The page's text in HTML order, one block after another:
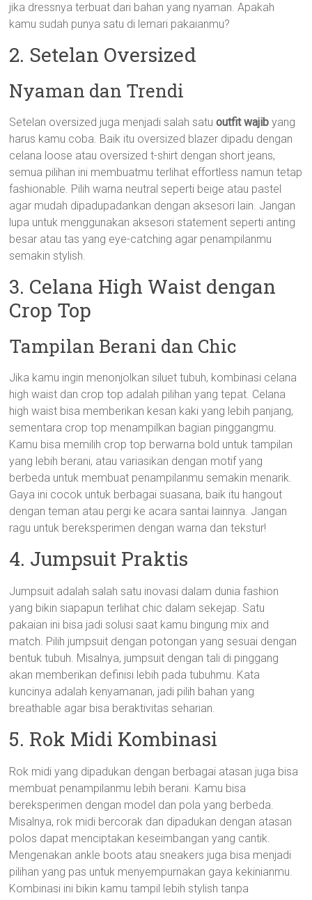
jika dressnya terbuat dari bahan yang nyaman. Apakah
kamu sudah punya satu di lemari pakaianmu?
2. Setelan Oversized
Nyaman dan Trendi
Setelan oversized juga menjadi salah satuoutfit wajib yang
harus kamu coba. Baik itu oversized blazer dipadu dengan
celana loose atau oversized t-shirt dengan short jeans,
semua pilihan ini membuatmu terlihat effortless namun tetap
fashionable. Pilih warna neutral seperti beige atau pastel
agar mudah dipadupadankan dengan aksesori lain. Jangan
lupa untuk menggunakan aksesori statement seperti anting
besar atau tas yang eye-catching agar penampilanmu
semakin stylish.
3. Celana High Waist dengan
Crop Top
Tampilan Berani dan Chic
Jika kamu ingin menonjolkan siluet tubuh, kombinasi celana
high waist dan crop top adalah pilihan yang tepat. Celana
high waist bisa memberikan kesan kaki yang lebih panjang,
sementara crop top menampilkan bagian pinggangmu.
Kamu bisa memilih crop top berwarna bold untuk tampilan
yang lebih berani, atau variasikan dengan motif yang
berbeda untuk membuat penampilanmu semakin menarik.
Gaya ini cocok untuk berbagai suasana, baik itu hangout
dengan teman atau pergi ke acara santai lainnya. Jangan
ragu untuk bereksperimen dengan warna dan tekstur!
4. Jumpsuit Praktis
Jumpsuit adalah salah satu inovasi dalam dunia fashion
yang bikin siapapun terlihat chic dalam sekejap. Satu
pakaian ini bisa jadi solusi saat kamu bingung mix and
match. Pilih jumpsuit dengan potongan yang sesuai dengan
bentuk tubuh. Misalnya, jumpsuit dengan tali di pinggang
akan memberikan definisi lebih pada tubuhmu. Kata
kuncinya adalah kenyamanan, jadi pilih bahan yang
breathable agar bisa beraktivitas seharian.
5. Rok Midi Kombinasi
Rok midi yang dipadukan dengan berbagai atasan juga bisa
membuat penampilanmu lebih berani. Kamu bisa
bereksperimen dengan model dan pola yang berbeda.
Misalnya, rok midi bercorak dan dipadukan dengan atasan
polos dapat menciptakan keseimbangan yang cantik.
Mengenakan ankle boots atau sneakers juga bisa menjadi
pilihan yang pas untuk menyempurnakan gaya kekinianmu.
Kombinasi ini bikin kamu tampil lebih stylish tanpa